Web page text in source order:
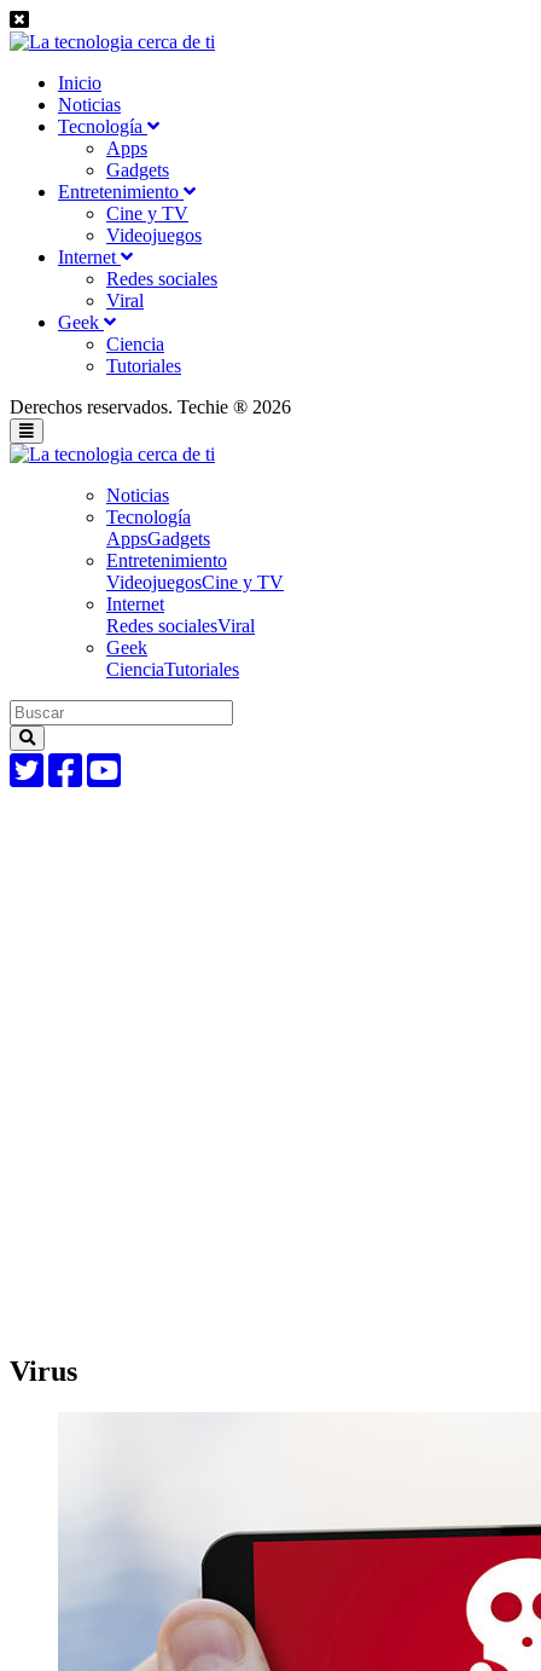
Inicio
Noticias
Tecnología
Apps
Gadgets
Entretenimiento
Cine y TV
Videojuegos
Internet
Redes sociales
Viral
Geek
Ciencia
Tutoriales
Derechos reservados. Techie ® 2026
Noticias
Tecnología
AppsGadgets
Entretenimiento
VideojuegosCine y TV
Internet
Redes socialesViral
Geek
CienciaTutoriales
Virus